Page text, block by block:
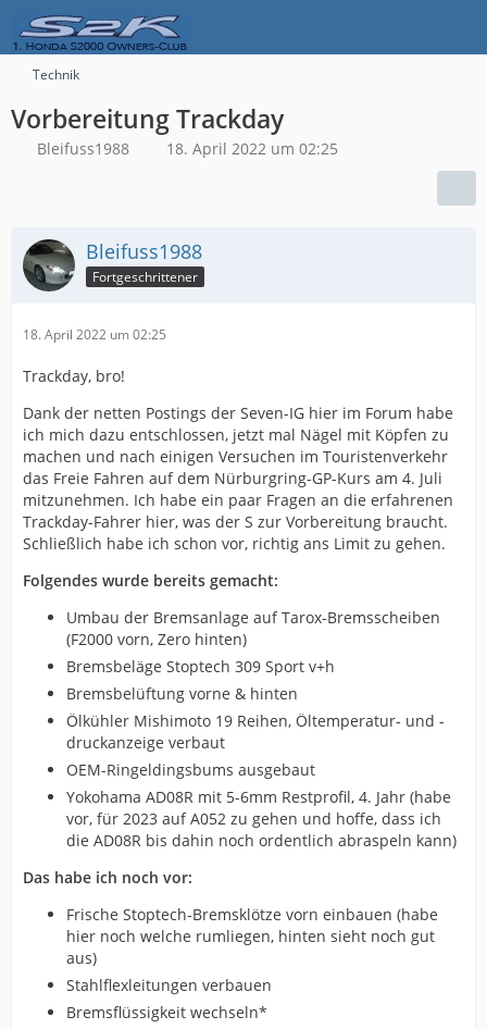
Technik
Vorbereitung Trackday
Bleifuss1988 18. April 2022 um 02:25
Bleifuss1988
Fortgeschrittener
18. April 2022 um 02:25
Trackday, bro!
Dank der netten Postings der Seven-IG hier im Forum habe
ich mich dazu entschlossen, jetzt mal Nägel mit Köpfen zu
machen und nach einigen Versuchen im Touristenverkehr
das Freie Fahren auf dem Nürburgring-GP-Kurs am 4. Juli
mitzunehmen. Ich habe ein paar Fragen an die erfahrenen
Trackday-Fahrer hier, was der S zur Vorbereitung braucht.
Schließlich habe ich schon vor, richtig ans Limit zu gehen.
Folgendes wurde bereits gemacht:
Umbau der Bremsanlage auf Tarox-Bremsscheiben
(F2000 vorn, Zero hinten)
Bremsbeläge Stoptech 309 Sport v+h
Bremsbelüftung vorne & hinten
Ölkühler Mishimoto 19 Reihen, Öltemperatur- und -
druckanzeige verbaut
OEM-Ringeldingsbums ausgebaut
Yokohama AD08R mit 5-6mm Restprofil, 4. Jahr (habe
vor, für 2023 auf A052 zu gehen und hoffe, dass ich
die AD08R bis dahin noch ordentlich abraspeln kann)
Das habe ich noch vor:
Frische Stoptech-Bremsklötze vorn einbauen (habe
hier noch welche rumliegen, hinten sieht noch gut
aus)
Stahlflexleitungen verbauen
Bremsflüssigkeit wechseln*